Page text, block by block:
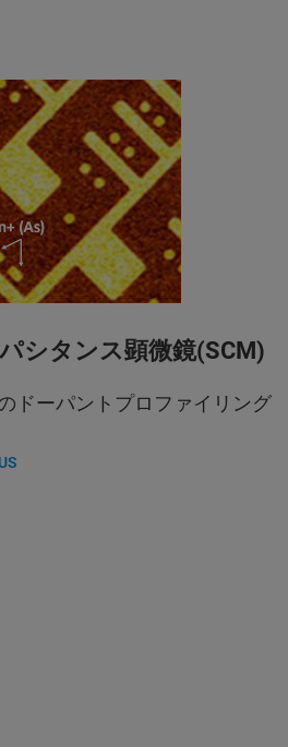
シタンス顕微鏡(SCM)
ドーパントプロファイリング